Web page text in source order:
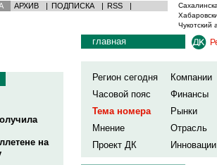
АРХИВ | ПОДПИСКА | RSS |
Чукотский
на
главная
Регион сегодня
Компании
Часовой пояс
Финансы
Тема номера
Рынки
Мнение
Отрасль
Проект ДК
Инновации